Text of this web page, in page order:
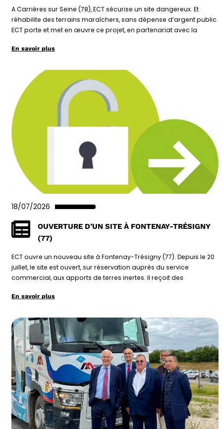
A Carrières sur Seine (78), ECT sécurise un site dangereux. Et
réhabilite des terrains maraîchers, sans dépense d’argent public.
ECT porte et met en œuvre ce projet, en partenariat avec la
En savoir plus
18/07/2026
OUVERTURE D’UN SITE À FONTENAY-TRÉSIGNY
(77)
ECT ouvre un nouveau site à Fontenay-Trésigny (77). Depuis le 20
juillet, le site est ouvert, sur réservation auprès du service
commercial, aux apports de terres inertes. Il reçoit des
En savoir plus